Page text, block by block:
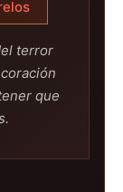
terror
que